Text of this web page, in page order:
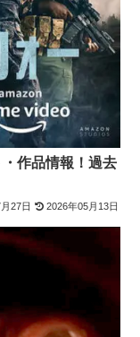
作品情報！過去
27日 2026年05月13日